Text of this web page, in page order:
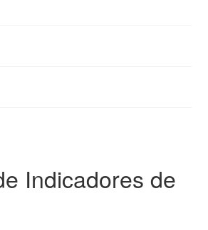
Indicadores de